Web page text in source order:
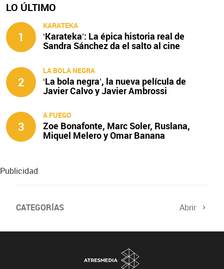
LO ÚLTIMO
1
KARATEKA
‘Karateka’: La épica historia real de
Sandra Sánchez da el salto al cine
2
LA BOLA NEGRA
‘La bola negra’, la nueva película de
Javier Calvo y Javier Ambrossi
3
A FUEGO
Zoe Bonafonte, Marc Soler, Ruslana,
Miquel Melero y Omar Banana
protagonizan ‘A fuego’
Publicidad
CATEGORÍAS Abrir